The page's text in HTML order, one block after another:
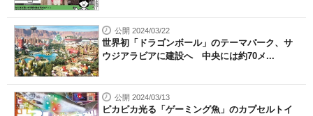
公開 2024/03/22
世界初「ドラゴンボール」のテーマパーク、サ
ウジアラビアに建設へ 中央には約70メ...
公開 2024/03/13
ピカピカ光る「ゲーミング魚」のカプセルトイ